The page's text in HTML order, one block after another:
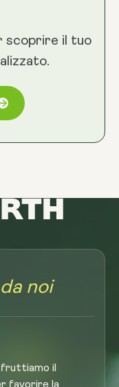
scoprire il tuo
da noi
il
favorire la